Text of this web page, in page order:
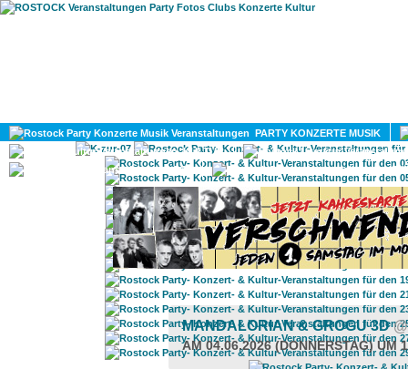
PARTY KONZERTE MUSIK
KULTUR
GAY
MANDALORIAN & GROGU 3D
AM 04.06.2026 (DONNERSTAG) UM